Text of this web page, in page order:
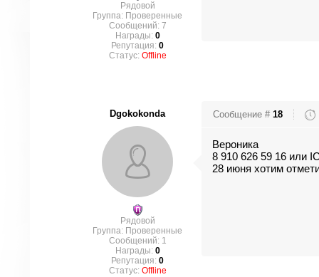
Рядовой
Группа: Проверенные
Сообщений: 7
Награды: 0
Репутация: 0
Статус: Offline
Dgokokonda
Рядовой
Группа: Проверенные
Сообщений: 1
Награды: 0
Репутация: 0
Статус: Offline
Сообщение # 18
Вероника
8 910 626 59 16 или
28 июня хотим